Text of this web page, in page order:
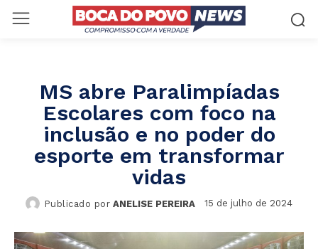
MS abre Paralimpíadas
Escolares com foco na
inclusão e no poder do
esporte em transformar
vidas
Publicado por ANELISE PEREIRA 15 de julho de 2024